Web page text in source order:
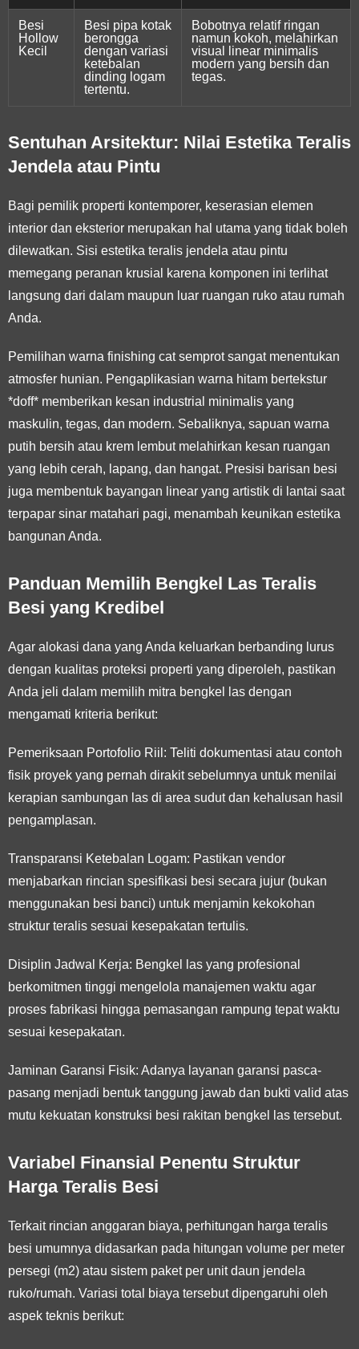
Besi
Hollow
Kecil
Besi pipa kotak
berongga
dengan variasi
ketebalan
dinding logam
tertentu.
Bobotnya relatif ringan
namun kokoh, melahirkan
visual linear minimalis
modern yang bersih dan
tegas.
Sentuhan Arsitektur: Nilai Estetika Teralis
Jendela atau Pintu
Bagi pemilik properti kontemporer, keserasian elemen
interior dan eksterior merupakan hal utama yang tidak boleh
dilewatkan. Sisi estetika teralis jendela atau pintu
memegang peranan krusial karena komponen ini terlihat
langsung dari dalam maupun luar ruangan ruko atau rumah
Anda.
Pemilihan warna finishing cat semprot sangat menentukan
atmosfer hunian. Pengaplikasian warna hitam bertekstur
*doff* memberikan kesan industrial minimalis yang
maskulin, tegas, dan modern. Sebaliknya, sapuan warna
putih bersih atau krem lembut melahirkan kesan ruangan
yang lebih cerah, lapang, dan hangat. Presisi barisan besi
juga membentuk bayangan linear yang artistik di lantai saat
terpapar sinar matahari pagi, menambah keunikan estetika
bangunan Anda.
Panduan Memilih Bengkel Las Teralis
Besi yang Kredibel
Agar alokasi dana yang Anda keluarkan berbanding lurus
dengan kualitas proteksi properti yang diperoleh, pastikan
Anda jeli dalam memilih mitra bengkel las dengan
mengamati kriteria berikut:
Pemeriksaan Portofolio Riil: Teliti dokumentasi atau contoh
fisik proyek yang pernah dirakit sebelumnya untuk menilai
kerapian sambungan las di area sudut dan kehalusan hasil
pengamplasan.
Transparansi Ketebalan Logam: Pastikan vendor
menjabarkan rincian spesifikasi besi secara jujur (bukan
menggunakan besi banci) untuk menjamin kekokohan
struktur teralis sesuai kesepakatan tertulis.
Disiplin Jadwal Kerja: Bengkel las yang profesional
berkomitmen tinggi mengelola manajemen waktu agar
proses fabrikasi hingga pemasangan rampung tepat waktu
sesuai kesepakatan.
Jaminan Garansi Fisik: Adanya layanan garansi pasca-
pasang menjadi bentuk tanggung jawab dan bukti valid atas
mutu kekuatan konstruksi besi rakitan bengkel las tersebut.
Variabel Finansial Penentu Struktur
Harga Teralis Besi
Terkait rincian anggaran biaya, perhitungan harga teralis
besi umumnya didasarkan pada hitungan volume per meter
persegi (m2) atau sistem paket per unit daun jendela
ruko/rumah. Variasi total biaya tersebut dipengaruhi oleh
aspek teknis berikut: